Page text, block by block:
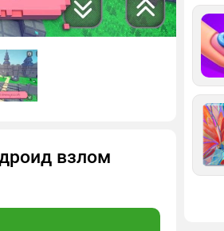
взлом